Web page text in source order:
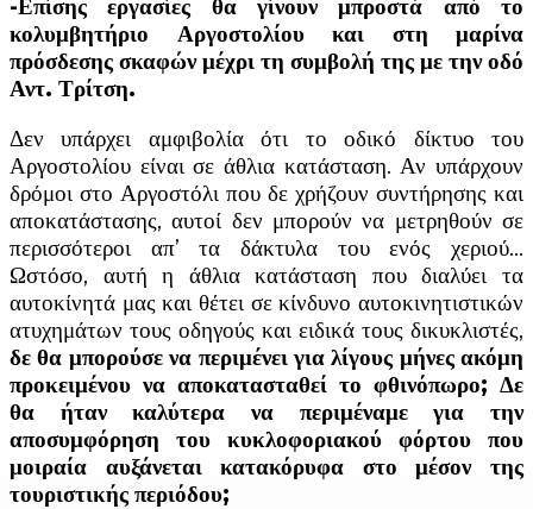
-Επίσης εργασίες θα γίνουν μπροστά από το
κολυμβητήριο Αργοστολίου και στη μαρίνα
πρόσδεσης σκαφών μέχρι τη συμβολή της με την οδό
Αντ. Τρίτση.
Δεν υπάρχει αμφιβολία ότι το οδικό δίκτυο του
Αργοστολίου είναι σε άθλια κατάσταση. Αν υπάρχουν
δρόμοι στο Αργοστόλι που δε χρήζουν συντήρησης και
αποκατάστασης, αυτοί δεν μπορούν να μετρηθούν σε
περισσότεροι απ’ τα δάκτυλα του ενός χεριού…
Ωστόσο, αυτή η άθλια κατάσταση που διαλύει τα
αυτοκίνητά μας και θέτει σε κίνδυνο αυτοκινητιστικών
ατυχημάτων τους οδηγούς και ειδικά τους δικυκλιστές,
δε θα μπορούσε να περιμένει για λίγους μήνες ακόμη
προκειμένου να αποκατασταθεί το φθινόπωρο; Δε
θα ήταν καλύτερα να περιμέναμε για την
αποσυμφόρηση του κυκλοφοριακού φόρτου που
μοιραία αυξάνεται κατακόρυφα στο μέσον της
τουριστικής περιόδου;